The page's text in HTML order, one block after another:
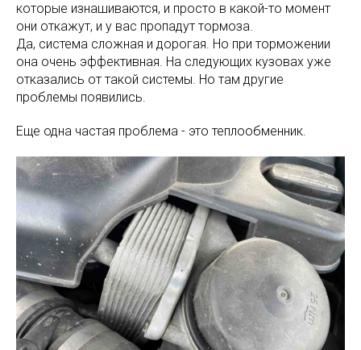
которые изнашиваются, и просто в какой-то момент
они откажут, и у вас пропадут тормоза.
Да, система сложная и дорогая. Но при торможении
она очень эффективная. На следующих кузовах уже
отказались от такой системы. Но там другие
проблемы появились.
Еще одна частая проблема - это теплообменник.